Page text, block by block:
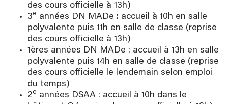
des cours officielle à 13h)
3e années DN MADe : accueil à 10h en salle
polyvalente puis 11h en salle de classe (reprise
des cours officielle à 13h)
1ères années DN MADe : accueil à 13h en salle
polyvalente puis 14h en salle de classe (reprise
des cours officielle le lendemain selon emploi
du temps)
2e années DSAA : accueil à 10h dans le